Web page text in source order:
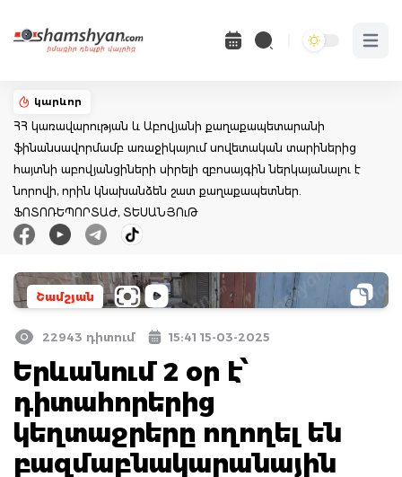
Open
կարևոր
ՀՀ կառավարության և Աբովյանի քաղաքապետարանի
ֆինանսավորմամբ առաջիկայում սովետական տարիներից
հայտնի աբովյանցիների սիրելի զբոսայգին ներկայանալու է
նորովի, որին կնախանձեն շատ քաղաքապետներ.
ՖՈՏՈՌԵՊՈՐՏԱԺ, ՏԵՍԱՆՅՈւԹ
Շամշյան
22943 դիտում 15:41 15-03-2025
Երևանում 2 օր է՝
դիտահորերից
կեղտաջրերը ողողել են
բազմաբնակարանային